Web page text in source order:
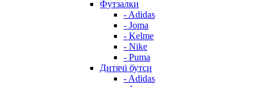
Футзалки
- Adidas
- Joma
- Kelme
- Nike
- Puma
Дитячі бутси
- Adidas